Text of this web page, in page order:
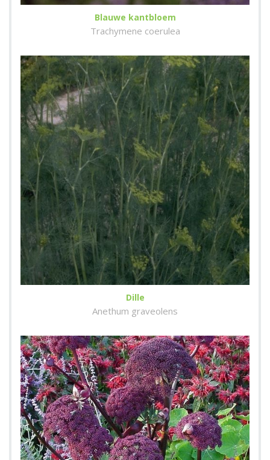
Blauwe kantbloem
Trachymene coerulea
Dille
Anethum graveolens